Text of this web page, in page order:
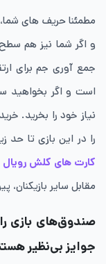
مطمئنا حریف های
و اگر شما نیز هم
جمع آوری جم برای
است و اگر بخواهید
نیاز خود را بخرید.
را در این بازی تا حد
کارت های کلش رویال
مقابل سایر بازیکنان،
صندوق‌های بازی
جوایز بی‌نظیر